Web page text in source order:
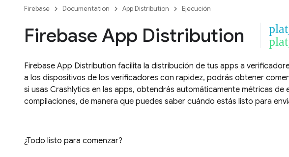
Firebase Documentation App Distribution Ejecución
Firebase App Distribution
Firebase App Distribution facilita la distribución de tus apps a
a los dispositivos de los verificadores con rapidez, podrás obtener
si usas Crashlytics en las apps, obtendrás automáticamente métricas de
compilaciones, de manera que puedes saber cuándo estás listo para
¿Todo listo para comenzar?